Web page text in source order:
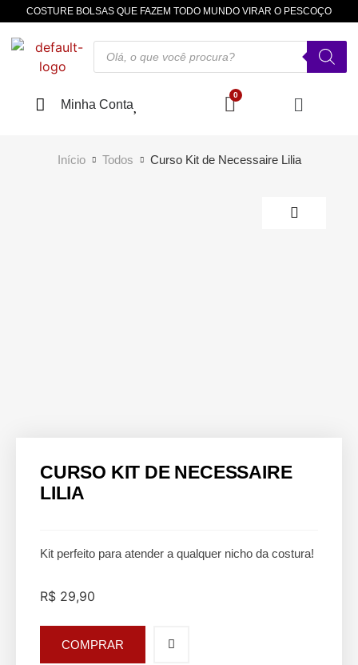
COSTURE BOLSAS QUE FAZEM TODO MUNDO VIRAR O PESCOÇO
Minha Conta
Início Todos Curso Kit de Necessaire Lilia
CURSO KIT DE NECESSAIRE
LILIA
Kit perfeito para atender a qualquer nicho da costura!
R$ 29,90
COMPRAR